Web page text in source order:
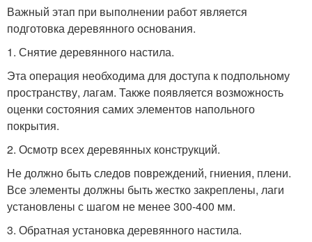
Важный этап при выполнении работ является
подготовка деревянного основания.
1. Снятие деревянного настила.
Эта операция необходима для доступа к подпольному
пространству, лагам. Также появляется возможность
оценки состояния самих элементов напольного
покрытия.
2. Осмотр всех деревянных конструкций.
Не должно быть следов повреждений, гниения, плени.
Все элементы должны быть жестко закреплены, лаги
установлены с шагом не менее 300-400 мм.
3. Обратная установка деревянного настила.